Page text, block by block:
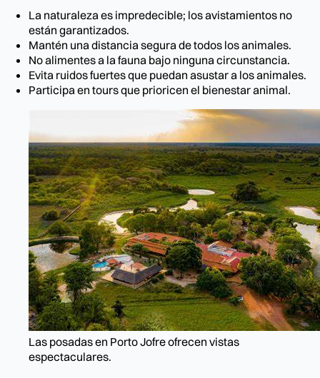
La naturaleza es impredecible; los avistamientos no
están garantizados.
Mantén una distancia segura de todos los animales.
No alimentes a la fauna bajo ninguna circunstancia.
Evita ruidos fuertes que puedan asustar a los animales.
Participa en tours que prioricen el bienestar animal.
Las posadas en Porto Jofre ofrecen vistas
espectaculares.